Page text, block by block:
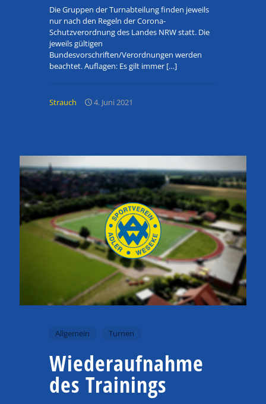
Die Gruppen der Turnabteilung finden jeweils
nur nach den Regeln der Corona-
Schutzverordnung des Landes NRW statt. Die
jeweils gültigen
Bundesvorschriften/Verordnungen werden
beachtet. Auflagen: Es gilt immer […]
Strauch 4. Juni 2021
Allgemein Turnen
Wiederaufnahme
des Trainings